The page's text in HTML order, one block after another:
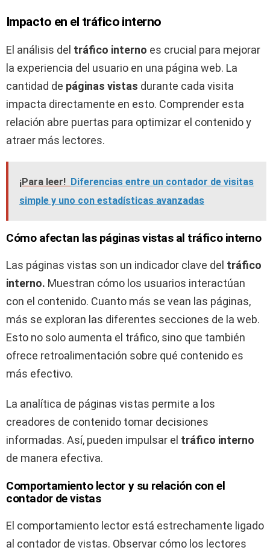
Impacto en el tráfico interno
El análisis del tráfico interno es crucial para mejorar
la experiencia del usuario en una página web. La
cantidad de páginas vistas durante cada visita
impacta directamente en esto. Comprender esta
relación abre puertas para optimizar el contenido y
atraer más lectores.
¡Para leer! Diferencias entre un contador de visitas
simple y uno con estadísticas avanzadas
Cómo afectan las páginas vistas al tráfico interno
Las páginas vistas son un indicador clave del tráfico
interno. Muestran cómo los usuarios interactúan
con el contenido. Cuanto más se vean las páginas,
más se exploran las diferentes secciones de la web.
Esto no solo aumenta el tráfico, sino que también
ofrece retroalimentación sobre qué contenido es
más efectivo.
La analítica de páginas vistas permite a los
creadores de contenido tomar decisiones
informadas. Así, pueden impulsar el tráfico interno
de manera efectiva.
Comportamiento lector y su relación con el
contador de vistas
El comportamiento lector está estrechamente ligado
al contador de vistas. Observar cómo los lectores